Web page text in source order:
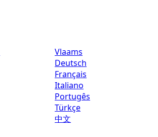
Vlaams
Deutsch
Français
Italiano
Portugês
Türkçe
中文